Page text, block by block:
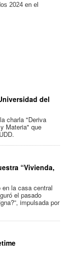
2024 en el
del
charla "Deriva
Materia" que
“Vivienda,
la casa central
el pasado
impulsada por